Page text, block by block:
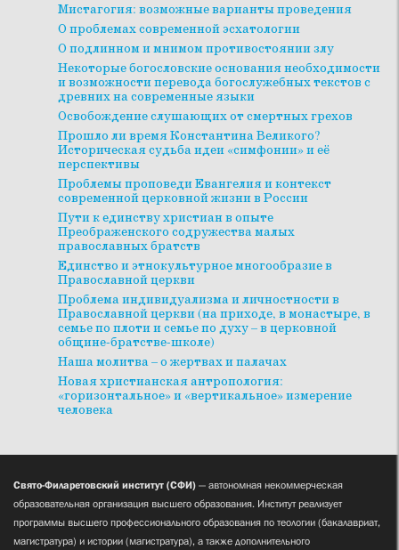
Мистагогия: возможные варианты проведения
О проблемах современной эсхатологии
О подлинном и мнимом противостоянии злу
Некоторые богословские основания необходимости
и возможности перевода богослужебных текстов с
древних на современные языки
Освобождение слушающих от смертных грехов
Прошло ли время Константина Великого?
Историческая судьба идеи «симфонии» и её
перспективы
Проблемы проповеди Евангелия и контекст
современной церковной жизни в России
Пути к единству христиан в опыте
Преображенского содружества малых
православных братств
Единство и этнокультурное многообразие в
Православной церкви
Проблема индивидуализма и личностности в
Православной церкви (на приходе, в монастыре, в
семье по плоти и семье по духу – в церковной
общине-братстве-школе)
Наша молитва – о жертвах и палачах
Новая христианская антропология:
«горизонтальное» и «вертикальное» измерение
человека
Свято-Филаретовский институт (СФИ) — автономная некоммерческая
образовательная организация высшего образования. Институт реализует
программы высшего профессионального образования по теологии (бакалавриат,
магистратура) и истории (магистратура), а также дополнительного